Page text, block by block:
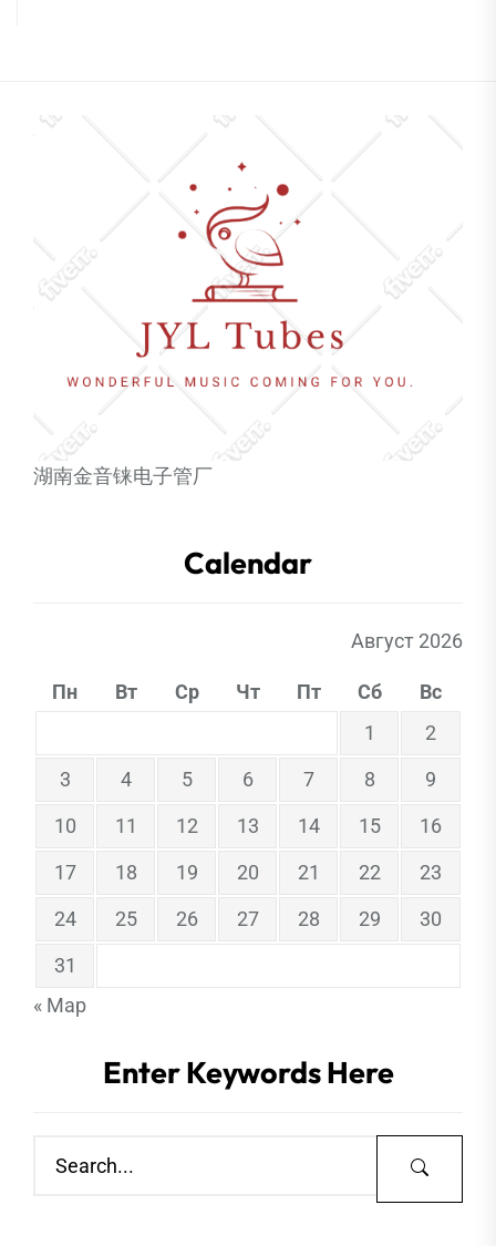
湖南金音铼电子管厂
Calendar
Август 2026
Пн Вт Ср Чт Пт Сб
Вс
1
2
3
4 5 6 7 8
9
10
11 12 13 14 15
16
17
18 19 20 21 22
23
24
25 26 27 28 29
30
31
« Мар
Enter Keywords Here